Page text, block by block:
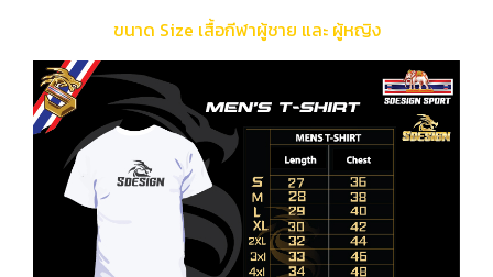
ขนาด Size เสื้อกีฬาผู้ชาย และ ผู้หญิง